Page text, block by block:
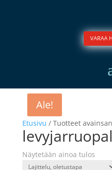
VARAA
Etusivu / Tuotteet
Näytetään ainoa tulos
Ale!